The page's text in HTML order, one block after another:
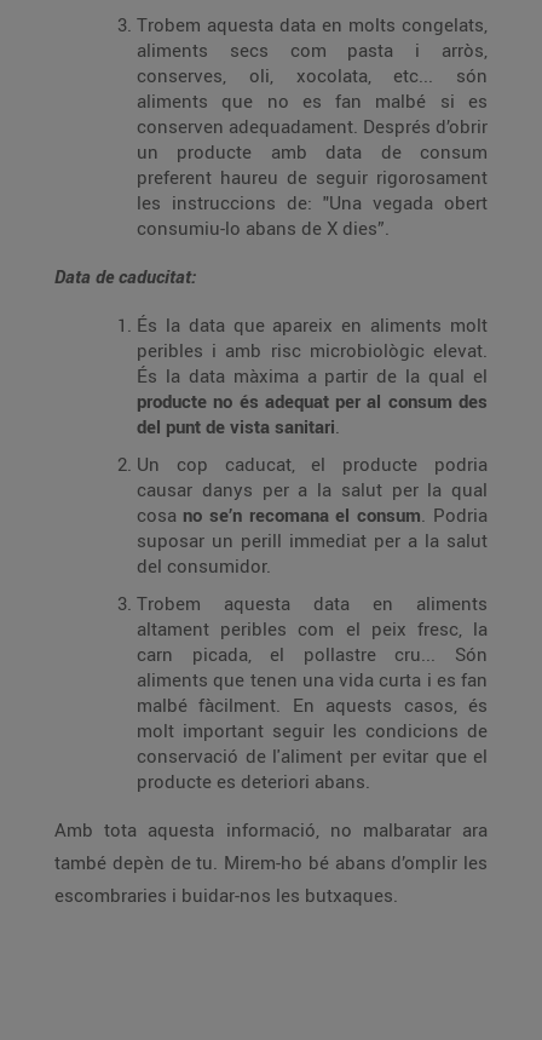
Trobem aquesta data en molts congelats,
aliments secs com pasta i arròs,
conserves, oli, xocolata, etc... són
aliments que no es fan malbé si es
conserven adequadament. Després d’obrir
un producte amb data de consum
preferent haureu de seguir rigorosament
les instruccions de: "Una vegada obert
consumiu-lo abans de X dies”.
Data de caducitat:
És la data que apareix en aliments molt
peribles i amb risc microbiològic elevat.
És la data màxima a partir de la qual el
producte no és adequat per al consum des
del punt de vista sanitari.
Un cop caducat, el producte podria
causar danys per a la salut per la qual
cosa no se’n recomana el consum. Podria
suposar un perill immediat per a la salut
del consumidor.
Trobem aquesta data en aliments
altament peribles com el peix fresc, la
carn picada, el pollastre cru... Són
aliments que tenen una vida curta i es fan
malbé fàcilment. En aquests casos, és
molt important seguir les condicions de
conservació de l'aliment per evitar que el
producte es deteriori abans.
Amb tota aquesta informació, no malbaratar ara
també depèn de tu. Mirem-ho bé abans d’omplir les
escombraries i buidar-nos les butxaques.